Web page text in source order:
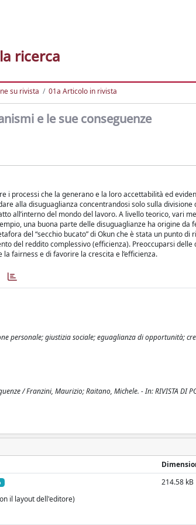
ricerca
su rivista 01a Articolo in rivista
e le sue conseguenze
i processi che la generano e la loro accettabilità ed
alla disuguaglianza concentrandosi solo sulla
all’interno del mondo del lavoro. A livello teorico, vari
una buona parte delle disuguaglianze ha origine
del “secchio bucato” di Okun che è stata un punto
del reddito complessivo (efficienza). Preoccuparsi
fairness e di favorire la crescita e l’efficienza.
personale; giustizia sociale; eguaglianza di opportunità;
/ Franzini, Maurizio; Raitano, Michele. - In: RIVISTA DI
il layout dell'editore)
214.58 kB